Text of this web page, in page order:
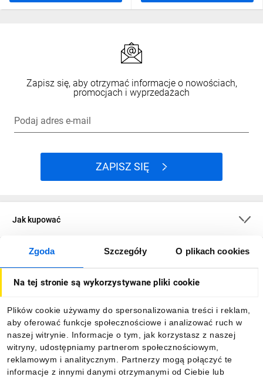
Zgoda Szczegóły O plikach cookies
Na tej stronie są wykorzystywane pliki cookie
Plików cookie używamy do spersonalizowania treści i reklam,
aby oferować funkcje społecznościowe i analizować ruch w
naszej witrynie. Informacje o tym, jak korzystasz z naszej
witryny, udostępniamy partnerom społecznościowym,
reklamowym i analitycznym. Partnerzy mogą połączyć te
informacje z innymi danymi otrzymanymi od Ciebie lub
Zapisz się, aby otrzymać informacje o nowościach,
promocjach i wyprzedażach
Podaj adres e-mail
ZAPISZ SIĘ
Jak kupować
O firmie
Informacje
Pobierz naszą aplikację mobilną: